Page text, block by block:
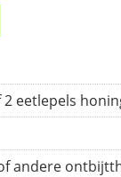
eetlepels
andere